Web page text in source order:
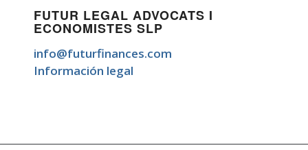
FUTUR LEGAL ADVOCATS I
ECONOMISTES SLP
info@futurfinances.com
Información legal